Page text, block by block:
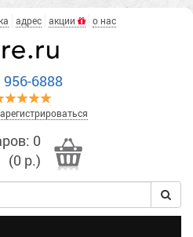
адрес акции о нас
6888
0
(0 р.)